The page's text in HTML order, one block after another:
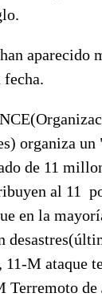
aparecido
fecha.
organiza un
de 11
al 11
en la
11-M ataque
Terremoto de